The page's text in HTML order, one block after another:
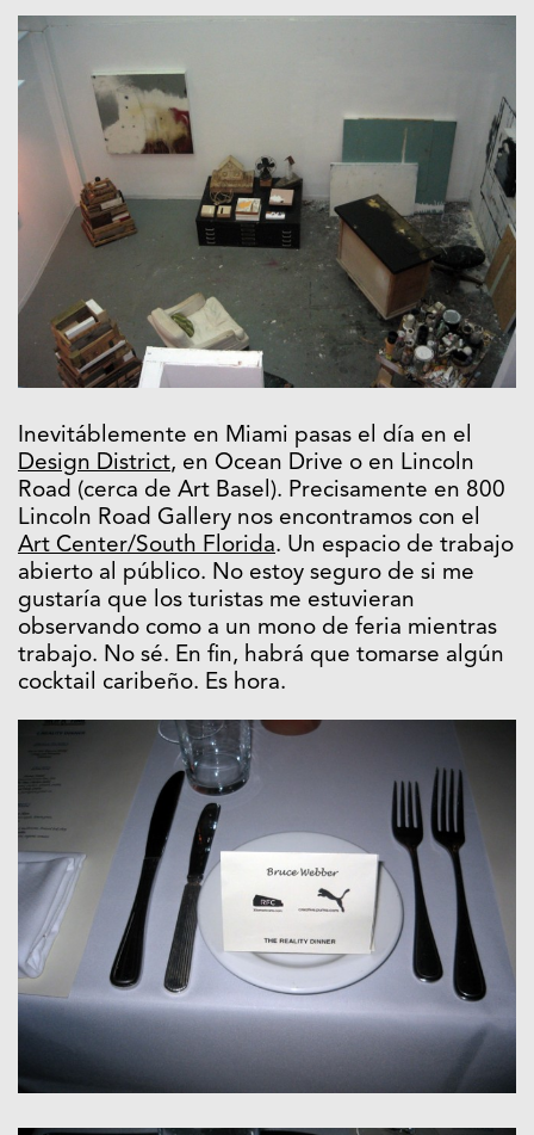
Inevitáblemente en Miami pasas el día en el
Design District, en Ocean Drive o en Lincoln
Road (cerca de Art Basel). Precisamente en 800
Lincoln Road Gallery nos encontramos con el
Art Center/South Florida. Un espacio de trabajo
abierto al público. No estoy seguro de si me
gustaría que los turistas me estuvieran
observando como a un mono de feria mientras
trabajo. No sé. En fin, habrá que tomarse algún
cocktail caribeño. Es hora.